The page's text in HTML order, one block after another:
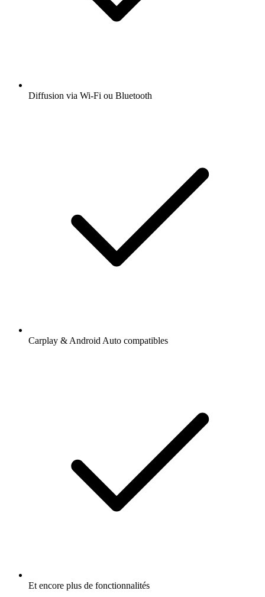
Diffusion via Wi-Fi ou Bluetooth
Carplay & Android Auto compatibles
Et encore plus de fonctionnalités